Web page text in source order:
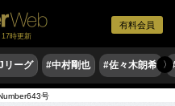
有料会員
時更新
リーグ #中村剛也 #佐々木朗希 〉
号